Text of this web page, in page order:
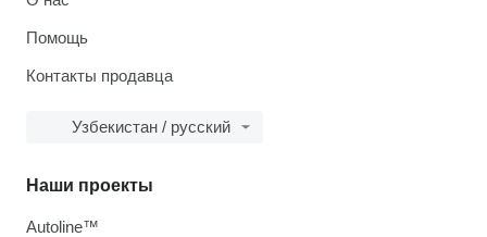
Помощь
Контакты продавца
Узбекистан / русский
Наши проекты
Autoline™